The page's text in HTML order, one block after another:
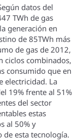
datos del
TWh de gas
generación en
de 85TWh más
de gas de 2012,
ciclos combinados,
consumido que en
electricidad. La
19% frente al 51%
del sector
estas
al 50% y
esta tecnologí­a.